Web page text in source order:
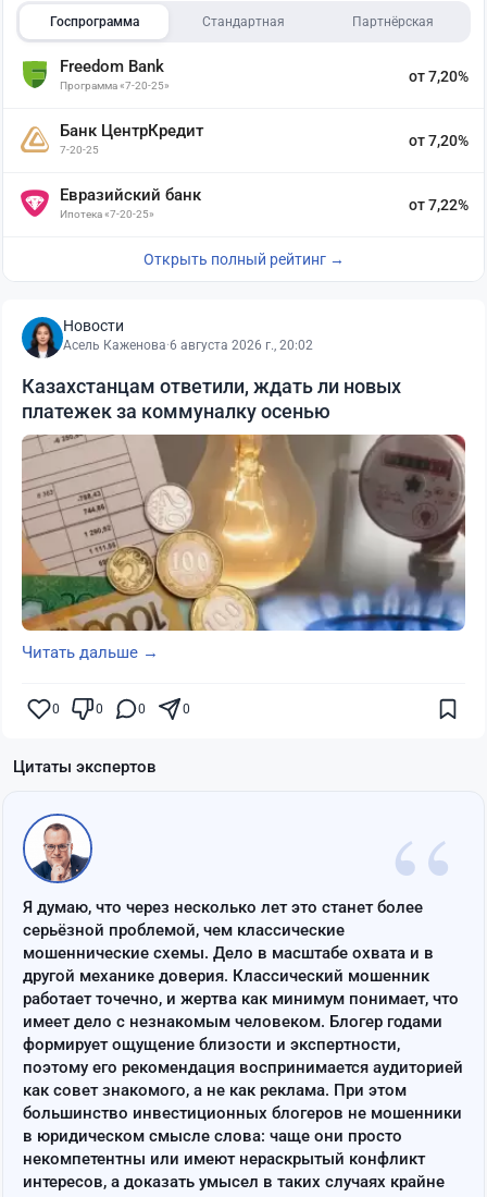
Госпрограмма Стандартная Партнёрская
Freedom Bank
Программа «7-20-25»
от 7,20%
Банк ЦентрКредит
7-20-25
от 7,20%
Евразийский банк
Ипотека «7-20-25»
от 7,22%
Открыть полный рейтинг →
Новости
Асель Каженова·6 августа 2026 г., 20:02
Казахстанцам ответили, ждать ли новых
платежек за коммуналку осенью
Читать дальше →
0 0 0 0
Цитаты экспертов
“
Я думаю, что через несколько лет это станет более
серьёзной проблемой, чем классические
мошеннические схемы. Дело в масштабе охвата и в
другой механике доверия. Классический мошенник
работает точечно, и жертва как минимум понимает, что
имеет дело с незнакомым человеком. Блогер годами
формирует ощущение близости и экспертности,
поэтому его рекомендация воспринимается аудиторией
как совет знакомого, а не как реклама. При этом
большинство инвестиционных блогеров не мошенники
в юридическом смысле слова: чаще они просто
некомпетентны или имеют нераскрытый конфликт
интересов, а доказать умысел в таких случаях крайне